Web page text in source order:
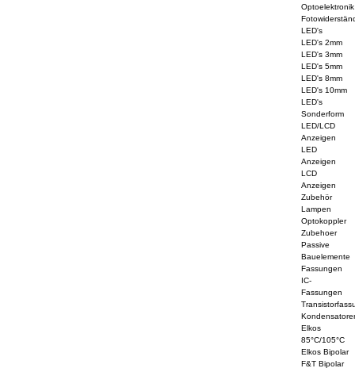
Optoelektronik
LED's
LED's 2mm
LED's 3mm
LED's 5mm
LED's 8mm
LED's 10mm
LED's
Sonderform
LED/LCD
Anzeigen
LED
Anzeigen
LCD
Anzeigen
Zubehör
Lampen
Optokoppler
Zubehoer
Passive
Bauelemente
Fassungen
IC-
Fassungen
Elkos
85°C/105°C
Elkos Bipolar
F&T Bipolar